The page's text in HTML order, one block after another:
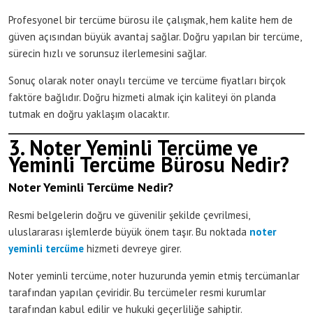
Profesyonel bir tercüme bürosu ile çalışmak, hem kalite hem de
güven açısından büyük avantaj sağlar. Doğru yapılan bir tercüme,
sürecin hızlı ve sorunsuz ilerlemesini sağlar.
Sonuç olarak noter onaylı tercüme ve tercüme fiyatları birçok
faktöre bağlıdır. Doğru hizmeti almak için kaliteyi ön planda
tutmak en doğru yaklaşım olacaktır.
3. Noter Yeminli Tercüme ve
Yeminli Tercüme Bürosu Nedir?
Noter Yeminli Tercüme Nedir?
Resmi belgelerin doğru ve güvenilir şekilde çevrilmesi,
uluslararası işlemlerde büyük önem taşır. Bu noktada noter
yeminli tercüme hizmeti devreye girer.
Noter yeminli tercüme, noter huzurunda yemin etmiş tercümanlar
tarafından yapılan çeviridir. Bu tercümeler resmi kurumlar
tarafından kabul edilir ve hukuki geçerliliğe sahiptir.